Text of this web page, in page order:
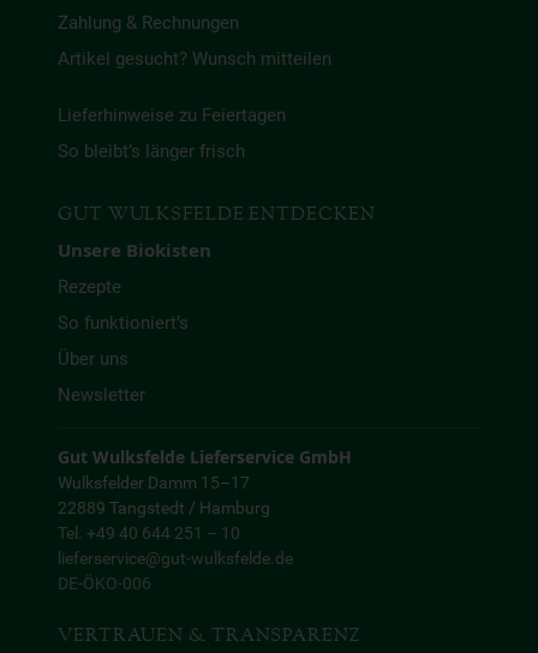
Zahlung & Rechnungen
Artikel gesucht? Wunsch mitteilen
Lieferhinweise zu Feiertagen
So bleibt’s länger frisch
GUT WULKSFELDE ENTDECKEN
Unsere Biokisten
Rezepte
So funktioniert’s
Über uns
Newsletter
Gut Wulksfelde Lieferservice GmbH
Wulksfelder Damm 15–17
22889 Tangstedt / Hamburg
Tel. +49 40 644 251 – 10
lieferservice@gut-wulksfelde.de
DE-ÖKO-006
VERTRAUEN & TRANSPARENZ